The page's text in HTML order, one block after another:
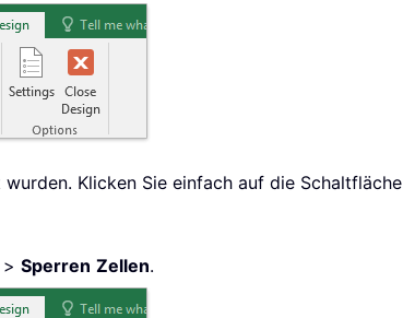
Klicken Sie einfach auf die Schaltfläche
> Sperren Zellen.